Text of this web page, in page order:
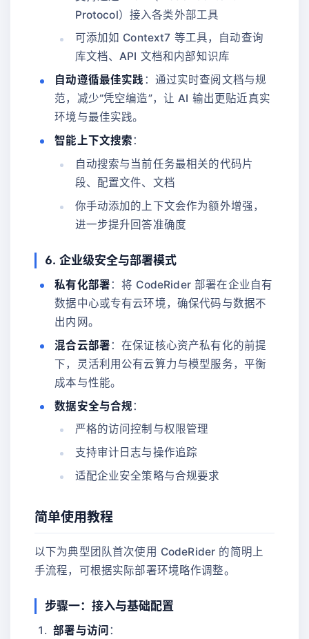
Protocol）接入各类外部工具
可添加如 Context7 等工具，自动查询
库文档、API 文档和内部知识库
自动遵循最佳实践 ：通过实时查阅文档与规
范，减少“凭空编造”，让 AI 输出更贴近真实
环境与最佳实践。
智能上下文搜索：
自动搜索与当前任务最相关的代码片
段、配置文件、文档
你手动添加的上下文会作为额外增强，
进一步提升回答准确度
6. 企业级安全与部署模式
私有化部署：将 CodeRider 部署在企业自有
数据中心或专有云环境，确保代码与数据不
出内网。
混合云部署：在保证核心资产私有化的前提
下，灵活利用公有云算力与模型服务，平衡
成本与性能。
数据安全与合规：
严格的访问控制与权限管理
支持审计日志与操作追踪
适配企业安全策略与合规要求
简单使用教程
以下为典型团队首次使用 CodeRider 的简明上
手流程，可根据实际部署环境略作调整。
步骤一：接入与基础配置
部署与访问 ：